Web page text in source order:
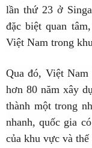
lần thứ 23 ở
đặc biệt quan
Việt Nam trong
Qua đó, Việt
hơn 80 năm xây
thành một trong
nhanh, quốc gia
của khu vực và